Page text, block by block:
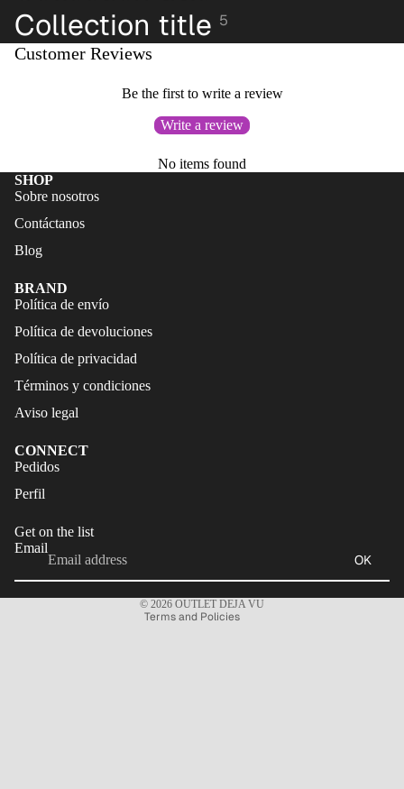
DE
ORIOS
Collection title 5
Customer Reviews
Be the first to write a review
Write a review
No items found
SHOP
Sobre nosotros
Contáctanos
Blog
BRAND
Política de envío
Política de devoluciones
Política de privacidad
Términos y condiciones
Aviso legal
CONNECT
Pedidos
Perfil
Get on the list
Email
OK
© 2026 OUTLET DEJA VU
Terms and Policies
Legal notice
Contact information